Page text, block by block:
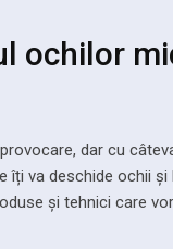
ochilor
dar cu
îți va deschide ochii și
și tehnici care vor